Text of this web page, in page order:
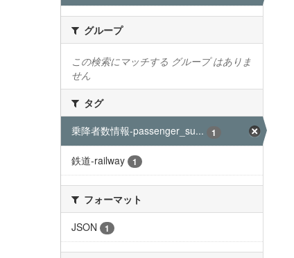
グループ
この検索にマッチする グループ はありま
せん
タグ
乗降者数情報-passenger_su...
1
鉄道-railway 1
フォーマット
JSON
1